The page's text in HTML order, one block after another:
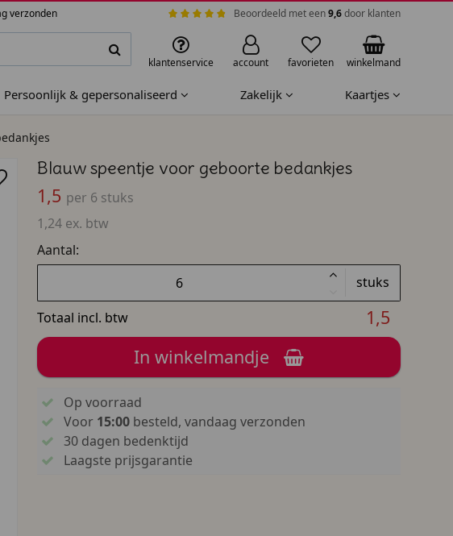
verzonden Beoordeeld met een9,6door klanten
klantenservice account favorieten winkelmand
Persoonlijk & gepersonaliseerd Zakelijk Kaartjes
Blauw speentje voor geboorte bedankjes
1,5 per 6 stuks
1,24 ex. btw
Aantal:
stuks
Totaal incl. btw
1,5
In winkelmandje
Op voorraad
Voor 15:00besteld, vandaag verzonden
30 dagen bedenktijd
Laagste prijsgarantie